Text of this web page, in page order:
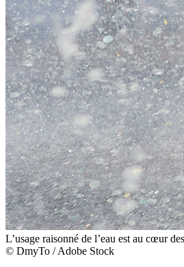
L’usage raisonné de l’eau est au cœur
© DmyTo / Adobe Stock